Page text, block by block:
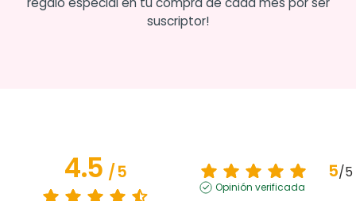
suscriptor!
4.5/5 5/5
Opinión verificada